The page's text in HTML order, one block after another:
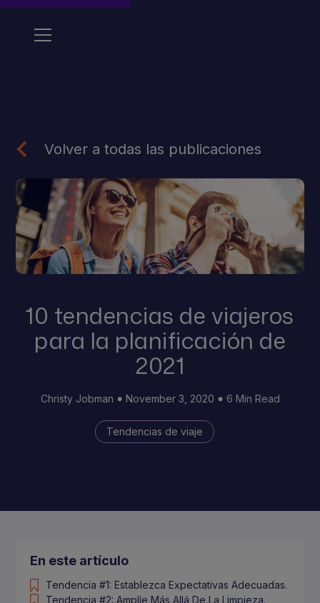
Volver a todas las publicaciones
10 tendencias de viajeros
para la planificación de
2021
Christy Jobman November 3, 2020 6 Min Read
Tendencias de viaje
En este artículo
Tendencia #1: Establezca Expectativas Adecuadas.
Tendencia #2: Amplíe Más Allá De La Limpieza.